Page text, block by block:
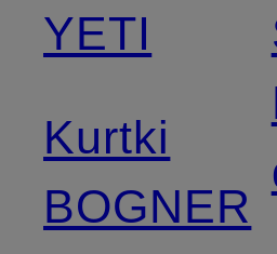
YETI
Kurtki
BOGNER